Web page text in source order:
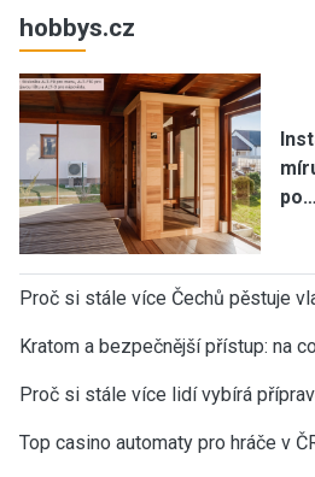
hobbys.cz
po…
Proč si stále více Čechů pěstuje
Kratom a bezpečnější přístup: na
Proč si stále více lidí vybírá
Top casino automaty pro hráče v